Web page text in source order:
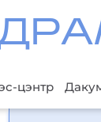
цэнтр